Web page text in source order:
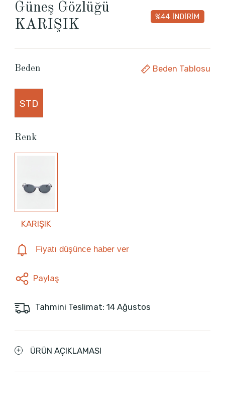
Güneş Gözlüğü
KARIŞIK
%44 İNDİRİM
Beden Beden Tablosu
STD
Renk
KARIŞIK
Fiyatı düşünce haber ver
Paylaş
Tahmini Teslimat: 14 Ağustos
ÜRÜN AÇIKLAMASI